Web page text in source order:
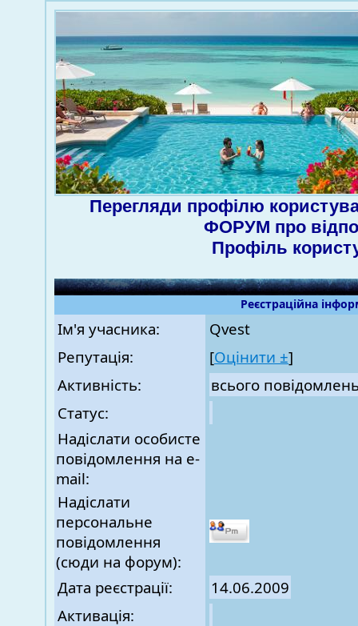
Перегляди профілю
ФОРУМ про
Профіль
Реєстраційна
Ім'я учасника:
Qvest
Репутація:
[Оцінити ±]
Активність:
всього
Статус:
Надіслати особисте
повідомлення на e-
mail:
Надіслати
персональне
повідомлення
(сюди на форум):
Дата реєстрації:
14.06.2009
Активація: